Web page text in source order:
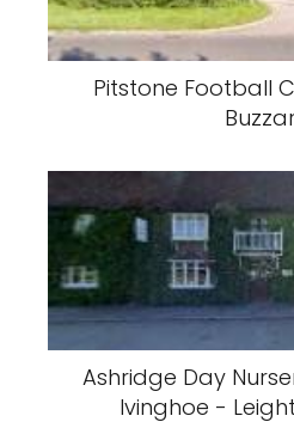
Pitstone Football
Ashridge Day
Ivinghoe -